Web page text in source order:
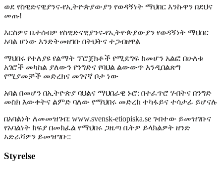
ወደ የስዊድናዊያንና-የኢትዮጵያውያን የወዳኝነት ማህበር እንኩዋን በደህና
መጡ!
እርስዎና ቤተሰብዎ የስዊድናዊያንና-የኢትዮጵያውያን የወዳኝነት ማህበር
አባል ሆነው እንድትመዘገቡ በትህትና ተጋብዘዋል
ማህበሩ የተለያዩ የልማት ፕሮጀክቶች የሚደግፍ ከመሆን አልፎ በሁለቱ
አገሮች መካከል ያለውን የንግድና የባህል ልውውጥ እንዲበልጽግ
የሚያመቻች መድረክና መገናኛ ቦታ ነው
አባል በመሆን በኢትዮጵያ ባህልና ማህበራዊ ኑሮ: በተፈጥሮ ሃብትና በንግድ
መስክ እውቀትና ልምድ ባለው የማህበሩ መድረክ ተካፋይና ተሳታፊ ይሆናሉ
በአባልነት ለመመዝገብ: www.svensk-etiopiska.se ገብተው ይመዝገቡና
የአባልነት ክፍያ በመክፈል የማህበሩ ጋዜጣ ቤትዎ ይላክልዎት ዘንድ
አድራሻዎን ይመዝግቡ::
Styrelse